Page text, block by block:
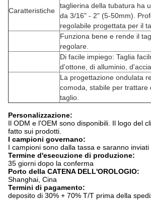
Caratteristiche
taglierina della tubatura ha
da 3/16" - 2" (5-50mm).
regolabile progettata per il
Funziona bene e rende il
regolare.
Di facile impiego: Taglia
d'ottone, di alluminio,
La progettazione ondulata
comoda, stabile per trattare
taglio.
Personalizzazione:
Il ODM e l'OEM sono disponibili. Il logo del
fatto sui prodotti.
I campioni governano:
I campioni sono dalla tassa e saranno inviati
Termine d'esecuzione di produzione:
35 giorni dopo la conferma
Porto della CATENA DELL'OROLOGIO:
Shanghai, Cina
Termini di pagamento:
deposito di 30% + 70% T/T prima della